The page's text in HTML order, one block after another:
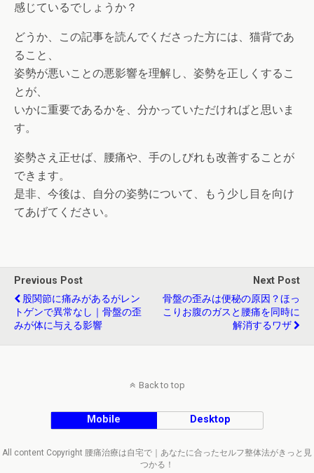
感じているでしょうか？
どうか、この記事を読んでくださった方には、猫背であ
ること、
姿勢が悪いことの悪影響を理解し、姿勢を正しくするこ
とが、
いかに重要であるかを、分かっていただければと思いま
す。
姿勢さえ正せば、腰痛や、手のしびれも改善することが
できます。
是非、今後は、自分の姿勢について、もう少し目を向け
てあげてください。
Previous Post
股関節に痛みがあるがレン
トゲンで異常なし｜骨盤の歪
みが体に与える影響
Next Post
骨盤の歪みは便秘の原因？ほっ
こりお腹のガスと腰痛を同時に
解消するワザ
Back to top
Mobile Desktop
All content Copyright 腰痛治療は自宅で｜あなたに合ったセルフ整体法がきっと見
つかる！